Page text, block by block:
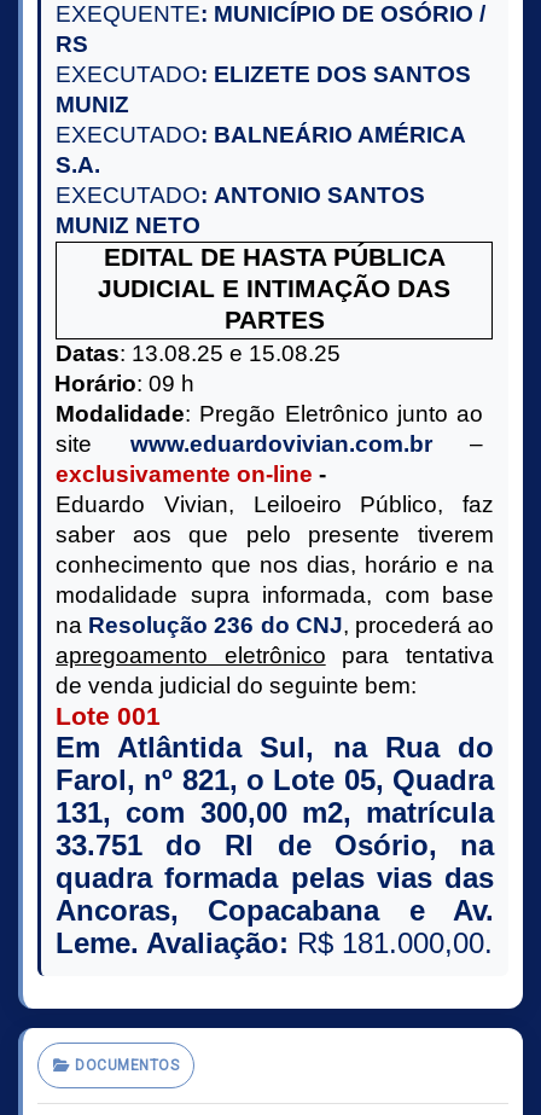
EXEQUENTE: MUNICÍPIO DE OSÓRIO /
RS
EXECUTADO: ELIZETE DOS SANTOS
MUNIZ
EXECUTADO: BALNEÁRIO AMÉRICA
S.A.
EXECUTADO: ANTONIO SANTOS
MUNIZ NETO
EDITAL DE HASTA PÚBLICA
JUDICIAL E INTIMAÇÃO DAS
PARTES
Datas: 13.08.25 e 15.08.25
Horário: 09 h
Modalidade: Pregão Eletrônico junto ao
site www.eduardovivian.com.br –
exclusivamente on-line ‐
Eduardo Vivian, Leiloeiro Público, faz
saber aos que pelo presente tiverem
conhecimento que nos dias, horário e na
modalidade supra informada, com base
na Resolução 236 do CNJ, procederá ao
apregoamento eletrônico para tentativa
de venda judicial do seguinte bem:
Lote 001
Em Atlântida Sul, na Rua do
Farol, nº 821, o Lote 05, Quadra
131, com 300,00 m2, matrícula
33.751 do RI de Osório, na
quadra formada pelas vias das
Ancoras, Copacabana e Av.
Leme. Avaliação: R$ 181.000,00.
DOCUMENTOS